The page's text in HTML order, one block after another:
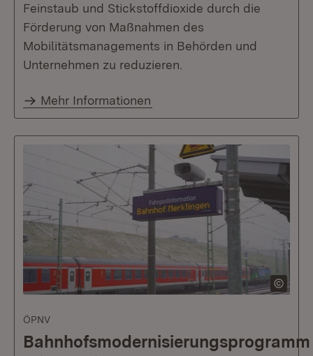
Feinstaub und Stickstoffdioxide durch die
Förderung von Maßnahmen des
Mobilitätsmanagements in Behörden und
Unternehmen zu reduzieren.
Mehr Informationen
ÖPNV
Bahnhofsmodernisierungsprogramm